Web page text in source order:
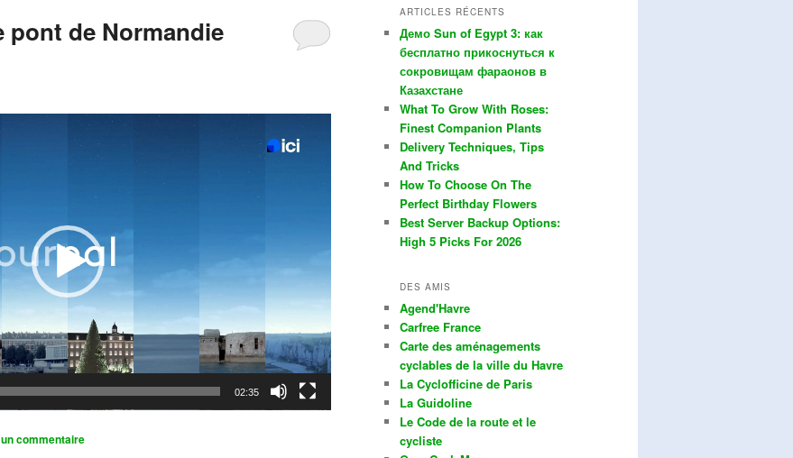
pont de Normandie
02:35
commentaire
ARTICLES RÉCENTS
Демо Sun of Egypt 3: как
бесплатно прикоснуться к
сокровищам фараонов в
Казахстане
What To Grow With Roses:
Finest Companion Plants
Delivery Techniques, Tips
And Tricks
How To Choose On The
Perfect Birthday Flowers
Best Server Backup Options:
High 5 Picks For 2026
DES AMIS
Agend'Havre
Carfree France
Carte des aménagements
cyclables de la ville du Havre
La Cyclofficine de Paris
La Guidoline
Le Code de la route et le
cycliste